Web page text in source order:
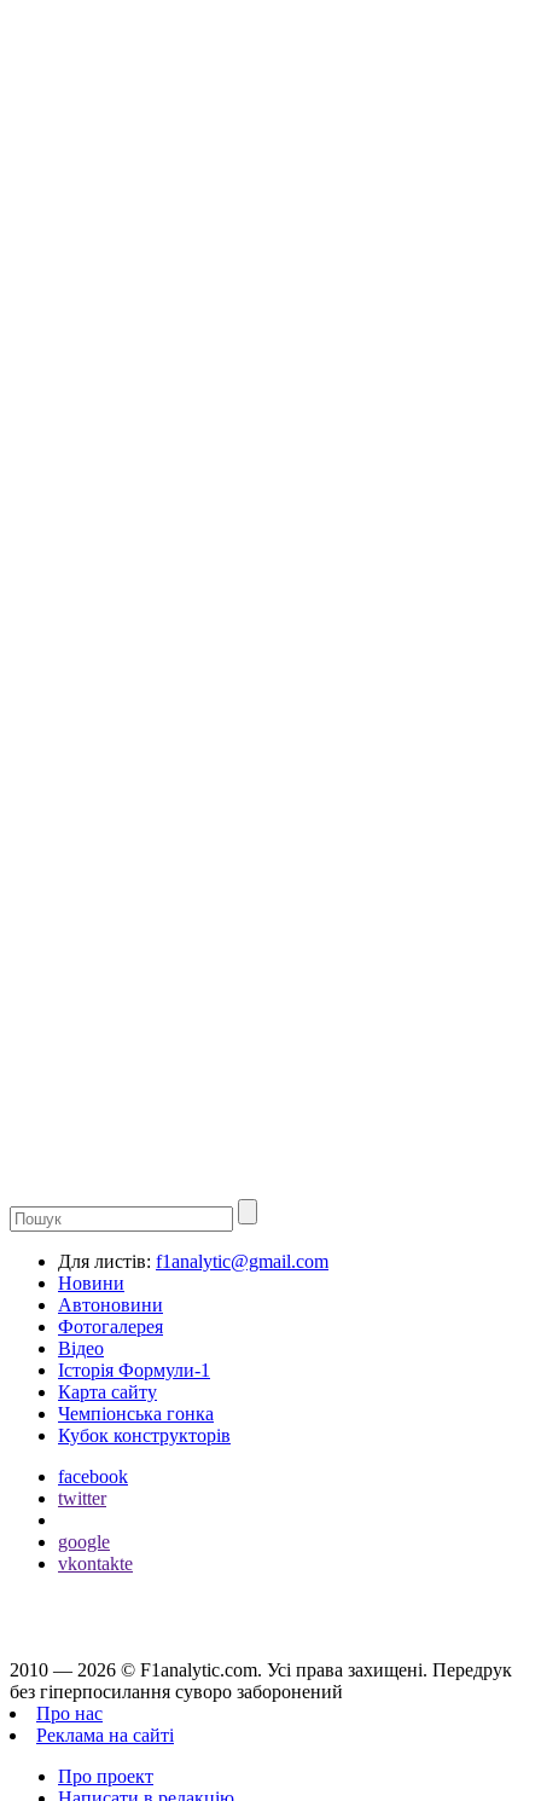
Для листів: f1analytic@gmail.com
Новини
Автоновини
Фотогалерея
Відео
Історія Формули-1
Карта сайту
Чемпіонська гонка
Кубок конструкторів
facebook
twitter
google
vkontakte
2010 — 2026 © F1analytic.com. Усi права захищенi. Передрук
без гіперпосилання суворо заборонений
Про нас
Реклама на сайті
Про проект